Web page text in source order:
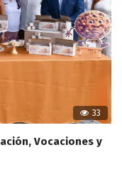
33
Vocaciones y